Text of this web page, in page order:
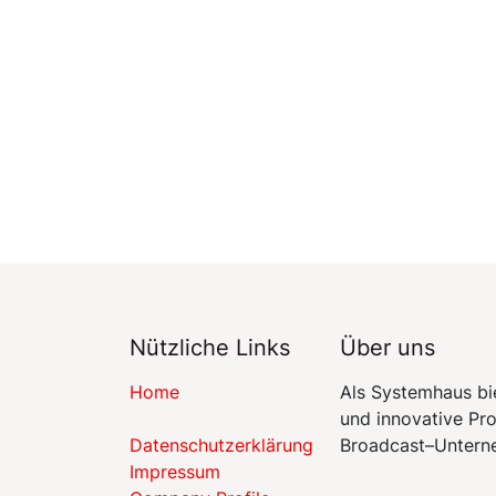
Nützliche Links
Home
Datenschutzerklärung​​
Impressum
Über uns
Als Systemhaus
und innovative